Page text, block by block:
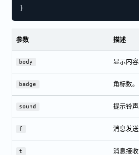
}
参数 描述
body 显示内容
badge 角标数。
sound 提示铃声
f 消息发送
t 消息接收